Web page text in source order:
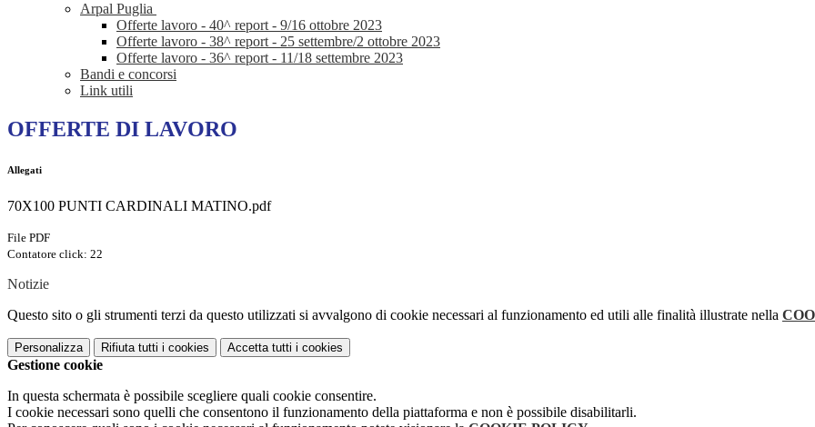
Arpal Puglia
Offerte lavoro - 40^ report - 9/16 ottobre 2023
Offerte lavoro - 38^ report - 25 settembre/2 ottobre 2023
Offerte lavoro - 36^ report - 11/18 settembre 2023
Bandi e concorsi
Link utili
OFFERTE DI LAVORO
Allegati
70X100 PUNTI CARDINALI MATINO.pdf
File PDF
Contatore click: 22
Notizie
Questo sito o gli strumenti terzi da questo utilizzati si avvalgono di cookie necessari al funzionamento ed utili alle finalità illustrate nella
Personalizza Rifiuta tutti i cookies Accetta tutti i cookies
Gestione cookie
In questa schermata è possibile scegliere quali cookie consentire.
I cookie necessari sono quelli che consentono il funzionamento della piattaforma e non è possibile disabilitarli.